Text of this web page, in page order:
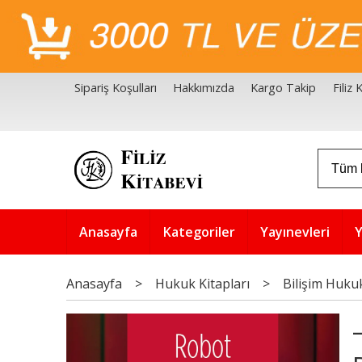
Sipariş Koşulları Hakkımızda Kargo Takip Filiz
Anasayfa Kategoriler Yayınevleri
Anasayfa > Hukuk Kitapları > Bilişim